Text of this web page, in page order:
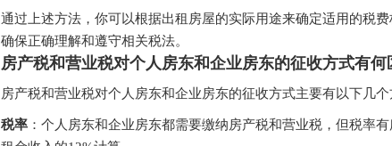
通过上述方法，你可以根据出租房屋的实际用途来确定适用的税
确保正确理解和遵守相关税法。
房产税和营业税对个人房东和企业房东的征收方式有何
房产税和营业税对个人房东和企业房东的征收方式主要有以下几个
税率 ：个人房东和企业房东都需要缴纳房产税和营业税，但税率